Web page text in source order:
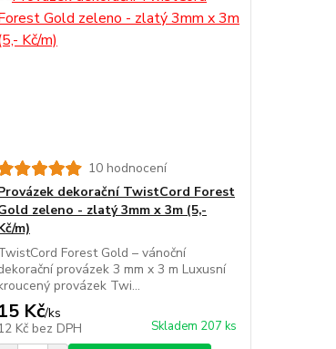
10 hodnocení
dekorační TwistCord Forest
zeleno - zlatý 3mm x 3m (5,-
m)
Forest Gold – vánoční
provázek 3 mm x 3 m Luxusní
provázek Twi...
Kč/ks
Kč bez DPH Skladem 207 ks